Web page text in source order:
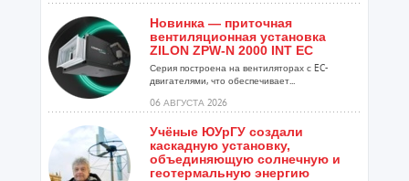
Новинка — приточная
вентиляционная установка
ZILON ZPW-N 2000 INT EC
Серия построена на вентиляторах с EC-
двигателями, что обеспечивает...
06 АВГУСТА 2026
Учёные ЮУрГУ создали
каскадную установку,
объединяющую солнечную и
геотермальную энергию